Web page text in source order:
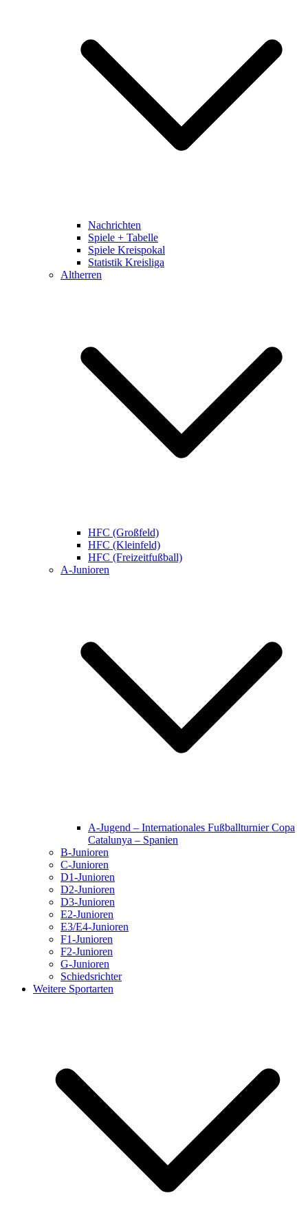
Nachrichten
Spiele + Tabelle
Spiele Kreispokal
Statistik Kreisliga
Altherren
HFC (Großfeld)
HFC (Kleinfeld)
HFC (Freizeitfußball)
A-Junioren
A-Jugend – Internationales Fußballturnier Copa
Catalunya – Spanien
B-Junioren
C-Junioren
D1-Junioren
D2-Junioren
D3-Junioren
E2-Junioren
E3/E4-Junioren
F1-Junioren
F2-Junioren
G-Junioren
Schiedsrichter
Weitere Sportarten